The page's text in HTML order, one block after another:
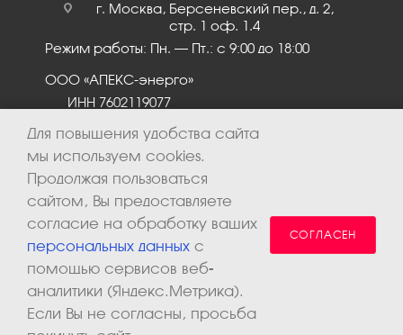
г. Москва, Берсеневский пер., д. 2,
стр. 1 оф. 1.4
Режим работы: Пн. – Пт.: с 9:00 до 18:00
ООО «АПЕКС-энерго»
ИНН 7602119077
2026 © ООО «Апекс-энерго». Все права защищены.
Для повышения удобства сайта
мы используем cookies.
Продолжая пользоваться
сайтом, Вы предоставляете
согласие на обработку ваших
персональных данных с
помощью сервисов веб-
аналитики (Яндекс.Метрика).
Если Вы не согласны, просьба
СОГЛАСЕН